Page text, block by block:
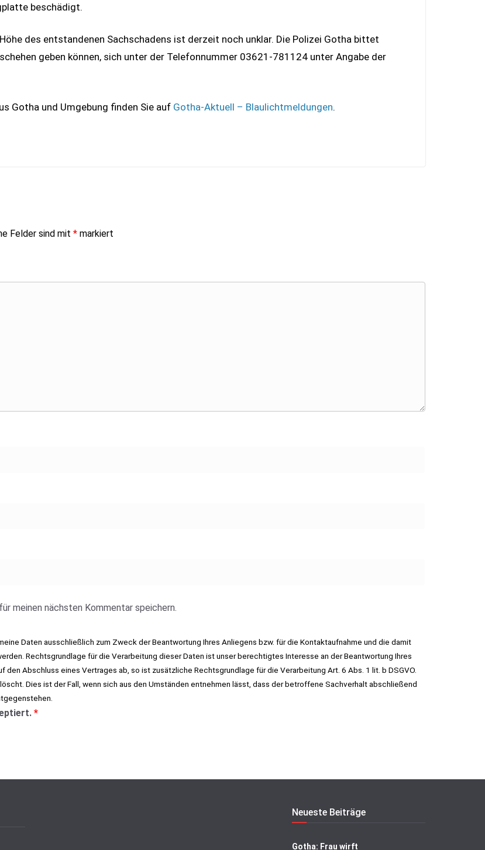
beschädigt.
des entstandenen Sachschadens ist derzeit noch unklar. Die Polizei Gotha bittet
geben können, sich unter der Telefonnummer 03621-781124 unter Angabe der
Gotha und Umgebung finden Sie auf Gotha-Aktuell – Blaulichtmeldungen.
Felder sind mit * markiert
meinen nächsten Kommentar speichern.
Daten ausschließlich zum Zweck der Beantwortung Ihres Anliegens bzw. für die Kontaktaufnahme und die damit
Rechtsgrundlage für die Verarbeitung dieser Daten ist unser berechtigtes Interesse an der Beantwortung Ihres
den Abschluss eines Vertrages ab, so ist zusätzliche Rechtsgrundlage für die Verarbeitung Art. 6 Abs. 1 lit. b DSGVO.
Dies ist der Fall, wenn sich aus den Umständen entnehmen lässt, dass der betroffene Sachverhalt abschließend
*
Neueste Beiträge
Gotha: Frau wirft